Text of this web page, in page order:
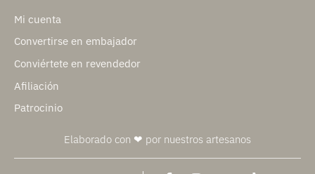
Mi cuenta
Convertirse en embajador
Conviértete en revendedor
Afiliación
Patrocinio
Elaborado con ❤ por nuestros artesanos